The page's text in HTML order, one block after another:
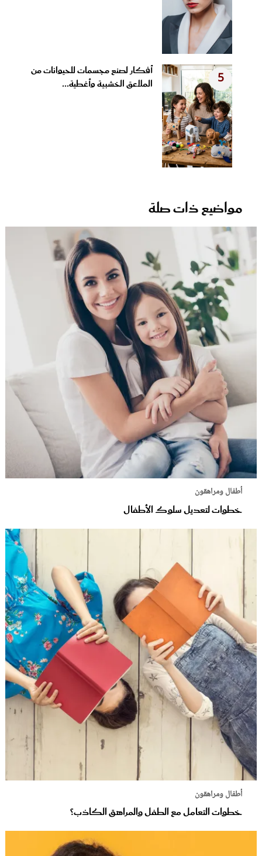
5
أفكار لصنع مجسمات للحيوانات من
الملاعق الخشبية وأغطية...
مواضيع ذات صلة
أطفال ومراهقون
خطوات لتعديل سلوك الأطفال
أطفال ومراهقون
خطوات التعامل مع الطفل والمراهق الكاذب؟